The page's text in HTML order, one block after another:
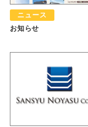
ニュース
お知らせ